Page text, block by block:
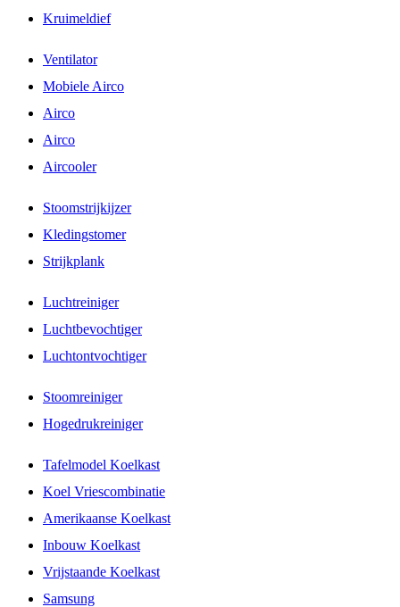
Kruimeldief
Ventilator
Mobiele Airco
Airco
Airco
Aircooler
Stoomstrijkijzer
Kledingstomer
Strijkplank
Luchtreiniger
Luchtbevochtiger
Luchtontvochtiger
Stoomreiniger
Hogedrukreiniger
Tafelmodel Koelkast
Koel Vriescombinatie
Amerikaanse Koelkast
Inbouw Koelkast
Vrijstaande Koelkast
Samsung